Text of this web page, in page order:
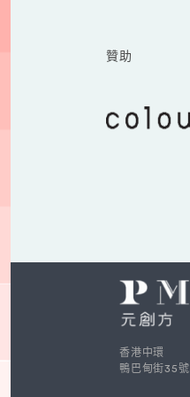
贊助
香港中環
鴨巴甸街35號